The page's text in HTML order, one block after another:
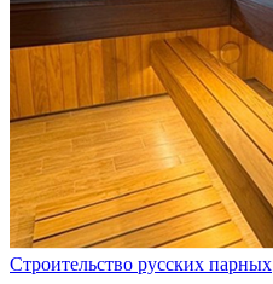
Строительство русских парных